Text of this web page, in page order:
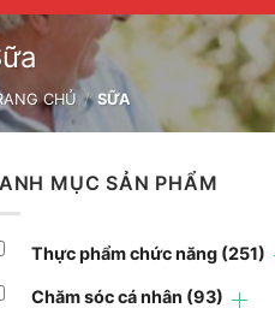
CHỦ / SỮA
MỤC SẢN PHẨM
Thực phẩm chức năng (251)
Chăm sóc cá nhân (93)